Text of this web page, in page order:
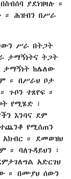
ያደነዝዛሉ ።
። ሕዝብን በሥራ
ሥራ በትጋት
ታማኝነትና ትጋት
ከሌለው
። በሥራህ ቦታ
ጉቦን ተጸየፍ ።
የሚሄድ ፣
እንባና ደም
የሚሰጠን
አክብር ። ደመወዝህ
። ባለጉዳይህን ፣
አድርገህ
። በሙያህ ሰውን